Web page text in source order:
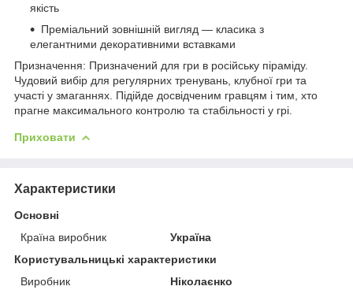
якість
Преміальний зовнішній вигляд — класика з
елегантними декоративними вставками
Призначення: Призначений для гри в російську піраміду.
Чудовий вибір для регулярних тренувань, клубної гри та
участі у змаганнях. Підійде досвідченим гравцям і тим, хто
прагне максимального контролю та стабільності у грі.
Приховати
Характеристики
Основні
Країна виробник
Україна
Користувальницькі характеристики
Виробник
Ніколаєнко